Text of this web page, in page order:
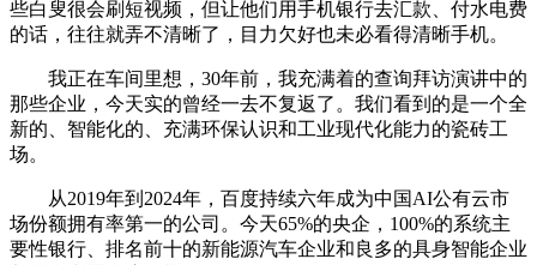
些白叟很会刷短视频，但让他们用手机银行去汇款、付水电费
的话，往往就弄不清晰了，目力欠好也未必看得清晰手机。
我正在车间里想，30年前，我充满着的查询拜访演讲中的
那些企业，今天实的曾经一去不复返了。我们看到的是一个全
新的、智能化的、充满环保认识和工业现代化能力的瓷砖工
场。
从2019年到2024年，百度持续六年成为中国AI公有云市
场份额拥有率第一的公司。今天65%的央企，100%的系统主
要性银行、排名前十的新能源汽车企业和良多的具身智能企业